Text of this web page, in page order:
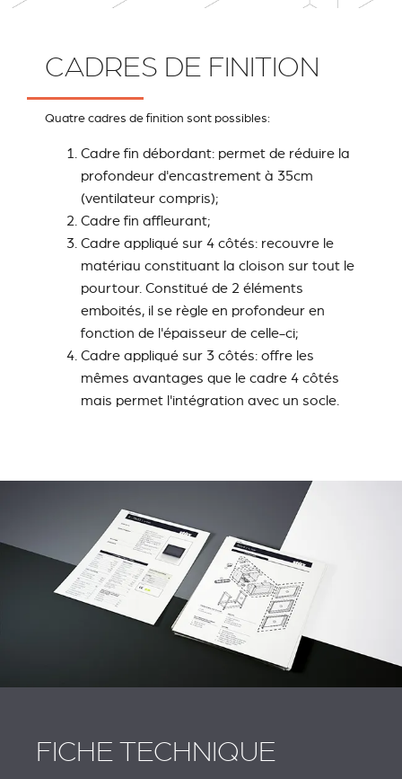
CADRES DE FINITION
Quatre cadres de finition sont possibles:
Cadre fin débordant: permet de réduire la
profondeur d'encastrement à 35cm
(ventilateur compris);
Cadre fin affleurant;
Cadre appliqué sur 4 côtés: recouvre le
matériau constituant la cloison sur tout le
pourtour. Constitué de 2 éléments
emboités, il se règle en profondeur en
fonction de l'épaisseur de celle-ci;
Cadre appliqué sur 3 côtés: offre les
mêmes avantages que le cadre 4 côtés
mais permet l'intégration avec un socle.
FICHE TECHNIQUE